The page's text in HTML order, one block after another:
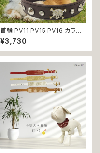
首輪 PV11 PV15 PV16 カラー
ブルー ブラウン ブラック 骨 ボ
ーン スタッズ ゴールド ストーン
ドッグ dog 中型犬 散歩 犬 ペッ
¥3,730